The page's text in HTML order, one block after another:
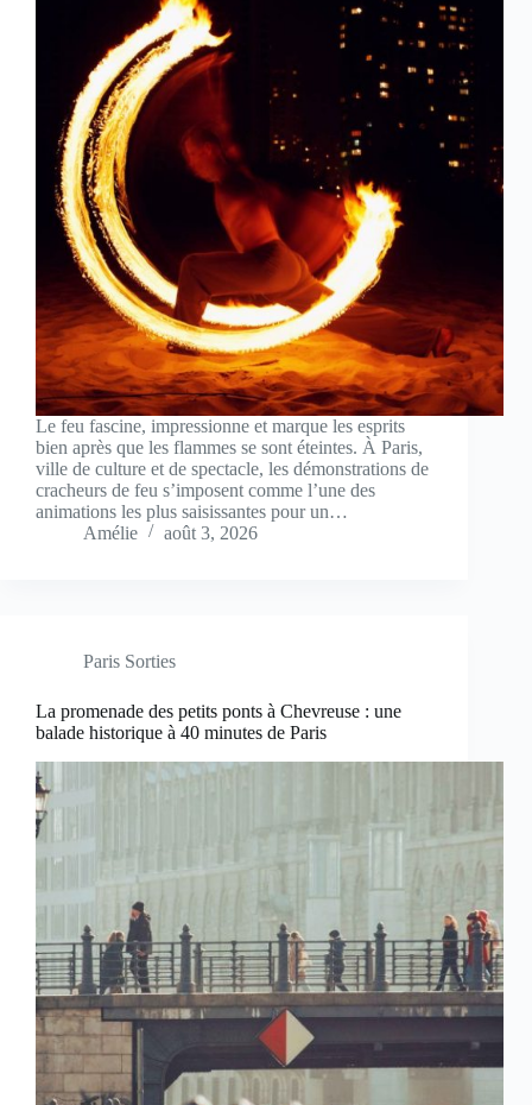
Le feu fascine, impressionne et marque les esprits
bien après que les flammes se sont éteintes. À Paris,
ville de culture et de spectacle, les démonstrations de
cracheurs de feu s’imposent comme l’une des
animations les plus saisissantes pour un…
Amélie
août 3, 2026
Paris Sorties
La promenade des petits ponts à Chevreuse : une
balade historique à 40 minutes de Paris